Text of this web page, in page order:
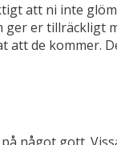
att ni inte
ger er
att de kommer.